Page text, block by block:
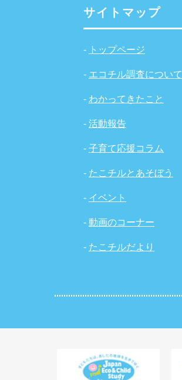
サイトマップ
- トップページ
- エコチル調査について
- わかってきたこと
- 活動報告
- 子育て応援コラム
- たこチルとあそぼう
- イベント
- 動画のコーナー
- たこチルだより